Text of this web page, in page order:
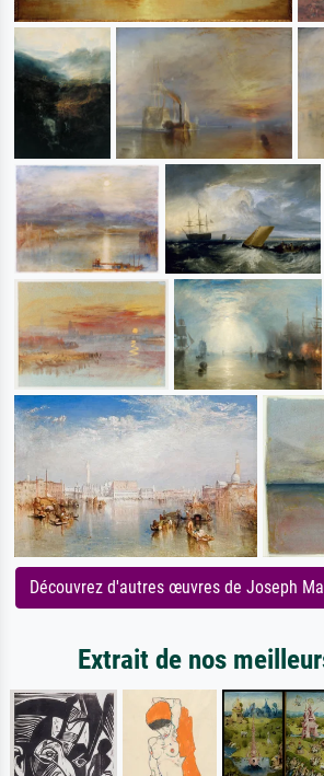
Découvrez d'autres œuvres de Joseph
Extrait de nos